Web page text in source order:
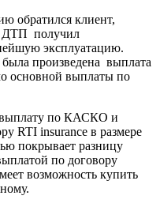
обратился клиент,
ДТП получил
эксплуатацию.
произведена выплата
основной выплаты по
выплату по КАСКО и
RTI insurance в размере
покрывает разницу
по договору
возможность купить